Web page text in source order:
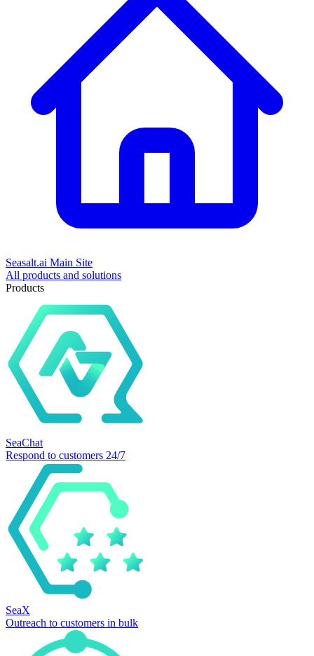
Seasalt.ai Main Site
All products and solutions
Products
SeaChat
Respond to customers 24/7
SeaX
Outreach to customers in bulk